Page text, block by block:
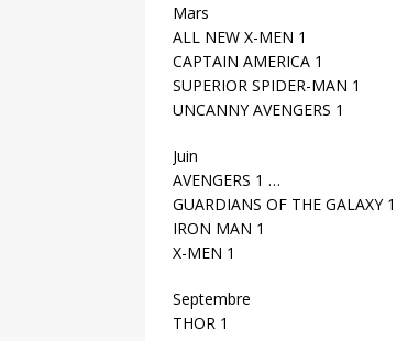
Mars
ALL NEW X-MEN 1
CAPTAIN AMERICA 1
SUPERIOR SPIDER-MAN 1
UNCANNY AVENGERS 1
Juin
AVENGERS 1 …
GUARDIANS OF THE GALAXY 1
IRON MAN 1
X-MEN 1
Septembre
THOR 1